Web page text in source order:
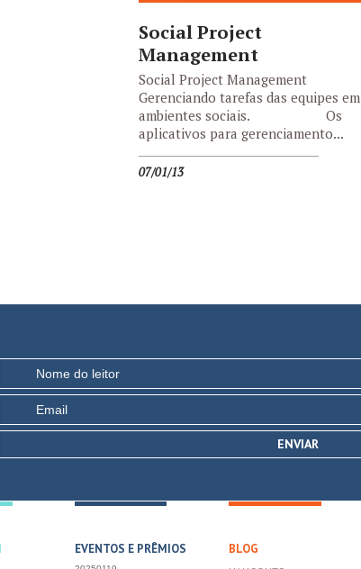
Social Project
Management
Social Project Management
Gerenciando tarefas das equipes em
ambientes sociais. Os
aplicativos para gerenciamento...
07/01/13
EVENTOS E PRÊMIOS BLOG